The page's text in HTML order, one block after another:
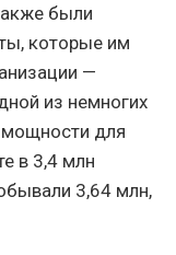
были
которые им
—
из немногих
для
в 3,4 млн
3,64 млн,